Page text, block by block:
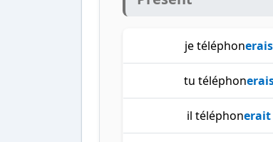
je téléphonerais
tu téléphon
il téléphonerait